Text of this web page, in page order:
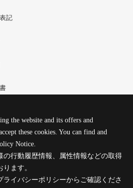
記
the website and its offers and
these cookies. You can find and
Notice.
の行動履歴情報、属性情報などの取得
ます。
イバシーポリシーからご確認くださ